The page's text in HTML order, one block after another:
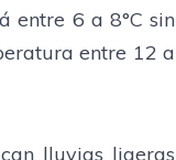
entre 6 a 8°C sin
entre 12 a
lluvias ligeras